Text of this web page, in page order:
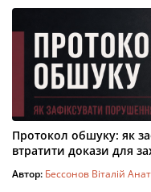
Протокол обшуку: як
втратити докази для
Автор: Бессонов Віталій